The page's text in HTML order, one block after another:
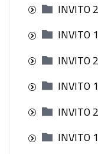
INVITO
INVITO
INVITO
INVITO
INVITO
INVITO